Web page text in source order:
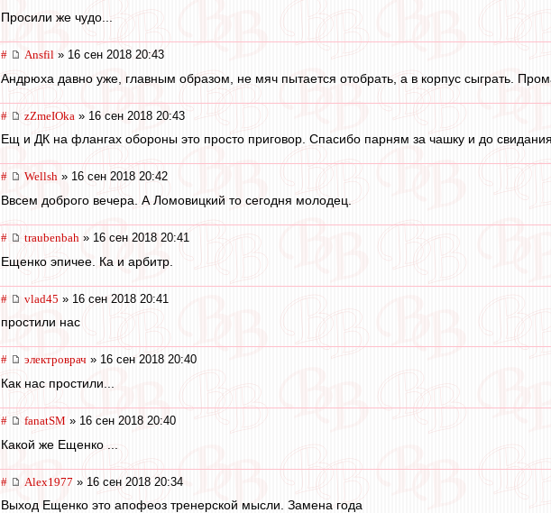
Просили же чудо...
# Ansfil » 16 сен 2018 20:43
Андрюха давно уже, главным образом, не мяч пытается отобрать, а в корпус сыграть.
# zZmeIOka » 16 сен 2018 20:43
Ещ и ДК на флангах обороны это просто приговор. Спасибо парням за чашку и до
# Wellsh » 16 сен 2018 20:42
Ввсем доброго вечера. А Ломовицкий то сегодня молодец.
# traubenbah » 16 сен 2018 20:41
Ещенко эпичее. Ка и арбитр.
# vlad45 » 16 сен 2018 20:41
простили нас
# электроврач » 16 сен 2018 20:40
Как нас простили...
# fanatSM » 16 сен 2018 20:40
Какой же Ещенко ...
# Alex1977 » 16 сен 2018 20:34
Выход Ещенко это апофеоз тренерской мысли. Замена года